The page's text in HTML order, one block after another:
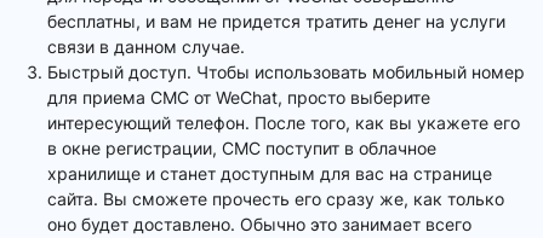
бесплатны, и вам не придется тратить денег на услуги
связи в данном случае.
Быстрый доступ. Чтобы использовать мобильный номер
для приема СМС от WeChat, просто выберите
интересующий телефон. После того, как вы укажете его
в окне регистрации, СМС поступит в облачное
хранилище и станет доступным для вас на странице
сайта. Вы сможете прочесть его сразу же, как только
оно будет доставлено. Обычно это занимает всего